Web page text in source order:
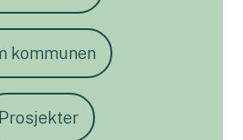
kommunen
Prosjekter